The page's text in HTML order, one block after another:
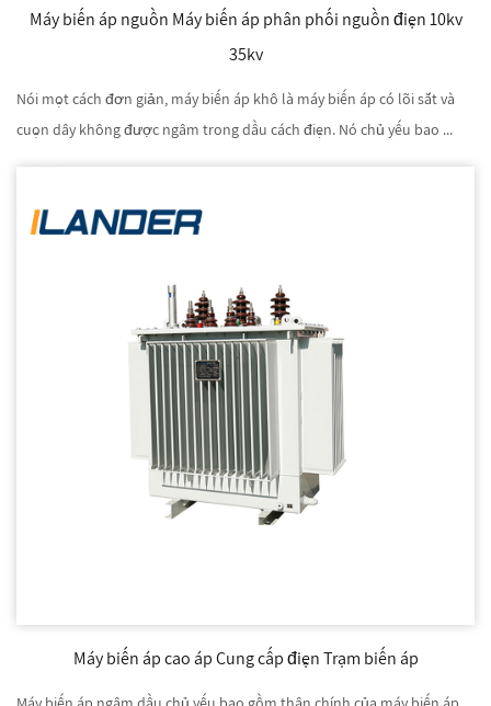
Máy biến áp nguồn Máy biến áp phân phối nguồn điện 10kv
35kv
Nói một cách đơn giản, máy biến áp khô là máy biến áp có lõi sắt và
cuộn dây không được ngâm trong dầu cách điện. Nó chủ yếu bao ...
Máy biến áp cao áp Cung cấp điện Trạm biến áp